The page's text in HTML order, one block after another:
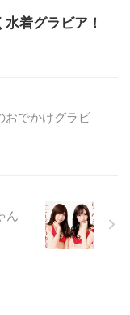
着グラビア！
おでかけグラビ
ん